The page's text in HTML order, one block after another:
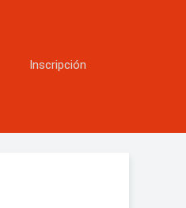
Inscripción